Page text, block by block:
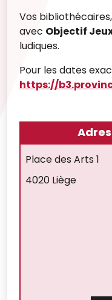
Vos
avec Objectif
ludiques.
Pour les dates
https://
Place des Arts 1
4020 Liège